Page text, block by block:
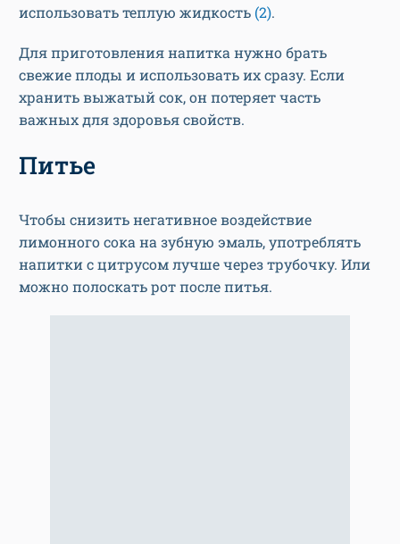
использовать теплую жидкость (2).
Для приготовления напитка нужно брать
свежие плоды и использовать их сразу. Если
хранить выжатый сок, он потеряет часть
важных для здоровья свойств.
Питье
Чтобы снизить негативное воздействие
лимонного сока на зубную эмаль, употреблять
напитки с цитрусом лучше через трубочку. Или
можно полоскать рот после питья.